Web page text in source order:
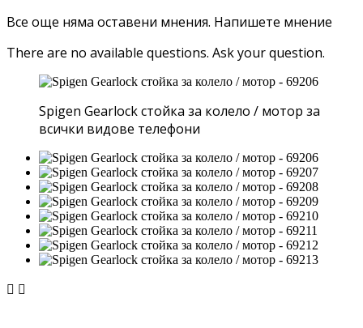
Все още няма оставени мнения. Напишете мнение
There are no available questions. Ask your question.
Spigen Gearlock стойка за колело / мотор за
всички видове телефони
 